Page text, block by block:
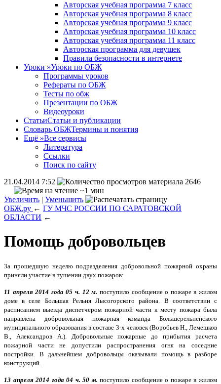
Авторская учебная программа 7 класс
Авторская учебная программа 8 класс
Авторская учебная программа 9 класс
Авторская учебная программа 10 класс
Авторская учебная программа 11 класс
Авторская программа для девушек
Правила безопасности в интернете
Уроки »Уроки по ОБЖ
Программы уроков
Рефераты по ОБЖ
Тесты по обж
Презентации по ОБЖ
Видеоуроки
СтатьиСтатьи и публикации
Словарь ОБЖТермины и понятия
Ещё »Все сервисы
Литература
Ссылки
Поиск по сайту
21.04.2014 7:52
2646
~1 мин
Увеличить | Уменьшить
ОБЖ.ру ← ГУ МЧС РОССИИ ПО САРАТОВСКОЙ
ОБЛАСТИ ←
Помощь добровольцев
За прошедшую неделю подразделения добровольной пожарной охраны
приняли участие в тушении двух пожаров:
11 апреля 2014 года 05 ч. 12 м. поступило сообщение о пожаре в жилом
доме в селе Большая Рельня Лысогорского района. В соответствии с
расписанием выезда диспетчером пожарной части к месту пожара была
направлена добровольная пожарная команда Большерельненского
муниципального образования в составе 3-х человек (Воробьев Н., Лемешков
В., Александров А.). Добровольные пожарные до прибытия расчета
пожарной части не допустили распространения огня на соседние
постройки. В дальнейшем добровольцы оказывали помощь в разборе
конструкций.
13 апреля 2014 года 04 ч. 50 м. поступило сообщение о пожаре в жилом